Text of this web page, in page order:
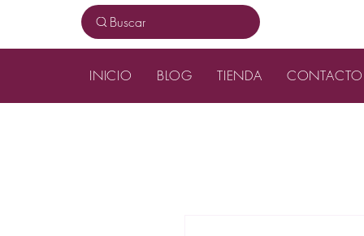
Buscar
INICIO BLOG TIENDA CONTACTO